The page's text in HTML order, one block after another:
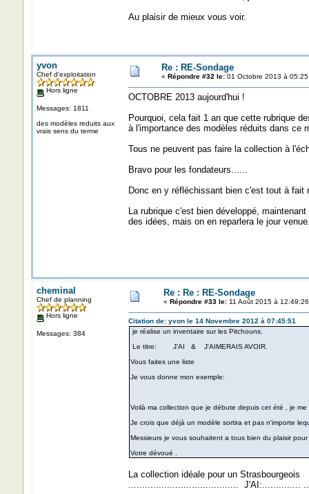
Au plaisir de mieux vous voir.
yvon
Chef d'exploitation
Hors ligne
Messages: 1811
des modèles reduits aux
vrais sens du terme
Re : RE-Sondage
« Répondre #32 le:01 Octobre 2013 à
OCTOBRE 2013 aujourd'hui !
Pourquoi, cela fait 1 an que cette rubrique
à l'importance des modèles réduits dans ce
Tous ne peuvent pas faire la collection à
Bravo pour les fondateurs......
Donc en y réfléchissant bien c'est tout à fait
La rubrique c'est bien développé,
des idées, mais on en reparlera le jour
cheminal
Chef de planning
Hors ligne
Messages: 384
Re : Re : RE-Sondage
« Répondre #33 le:11 Août 2015 à
Citation de: yvon le 14 Novembre 2012 à 07:45:51
je réalise un inventaire sur les Pitchouns.
Le titre: J'AI & J'AIMERAIS AVOIR.
Vous faites une liste
Je vous donne mon exemple:
Voilà ma collection que je débute depuis cet été , je
Je crois que déjà un modèle sortira et pas n'importe
Messieurs je vous souhaitent a tous bien du plaisir
Votre dévoué .
La collection idéale pour un Strasbourgeois
........................................ J'AI:..............